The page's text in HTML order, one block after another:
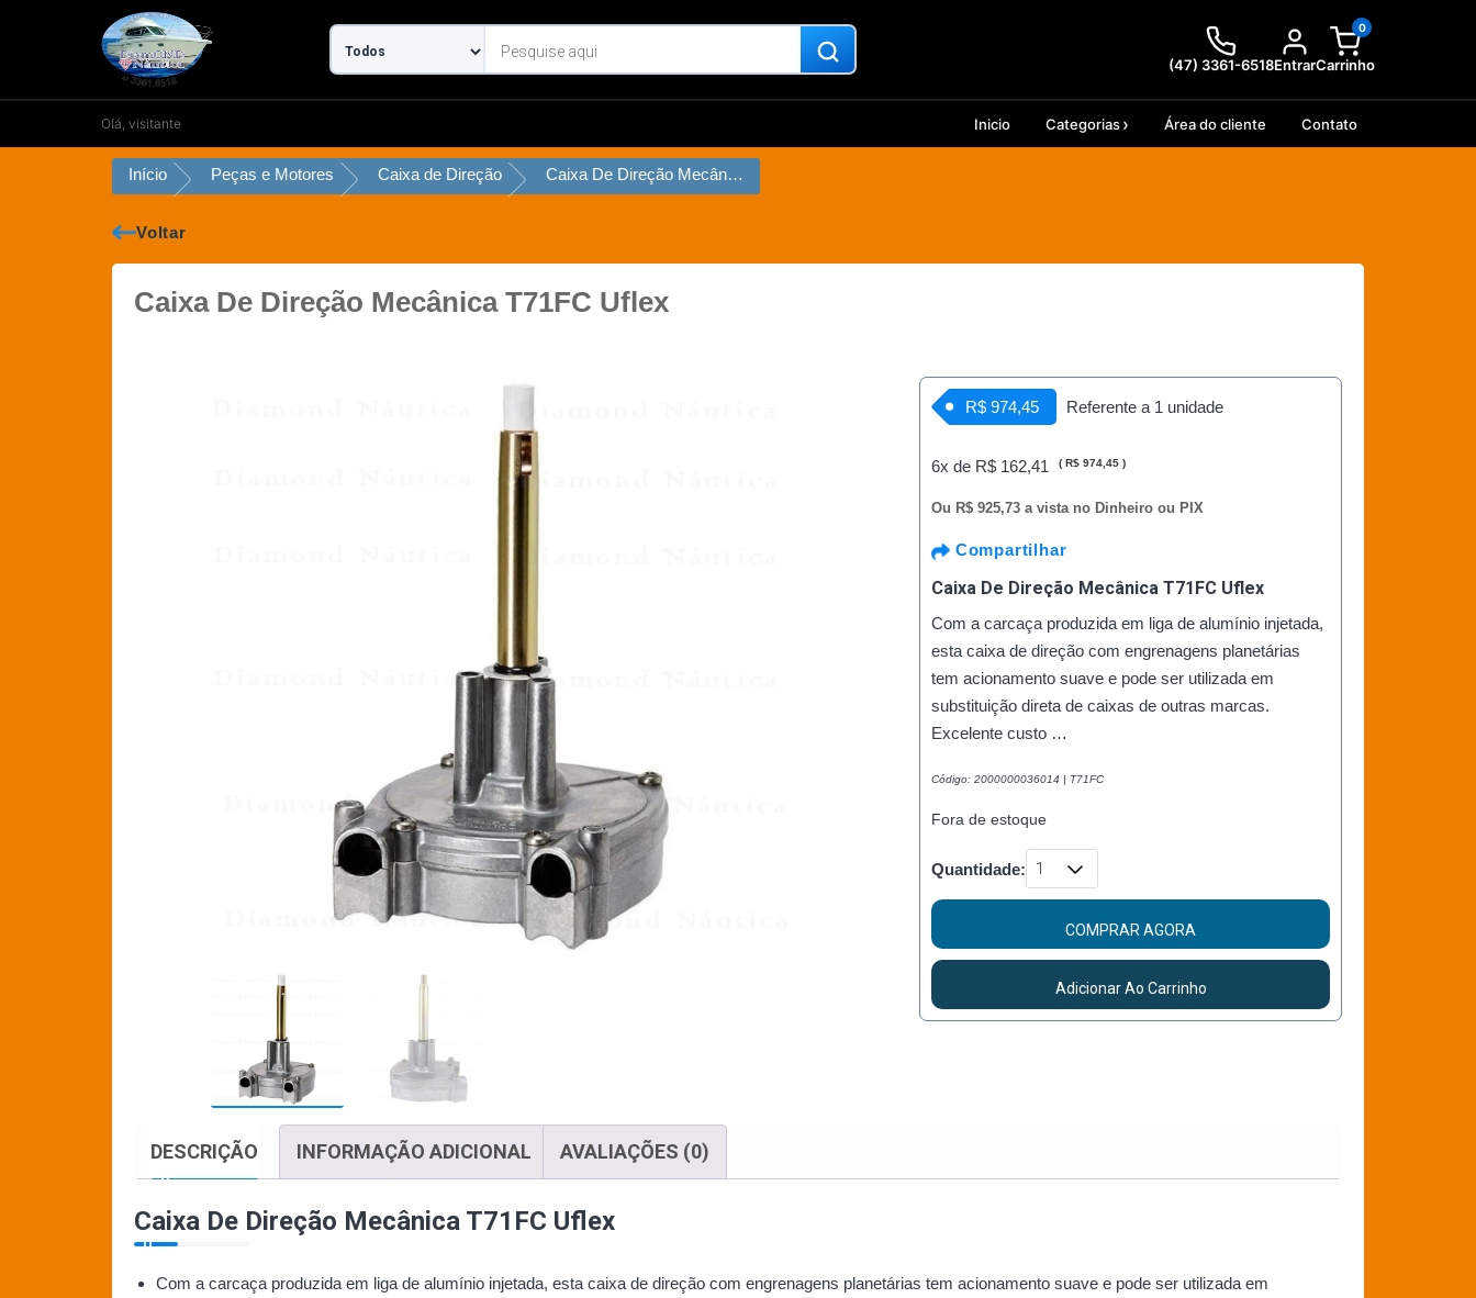
conteúdo
(47) 3361-6518Entrar
0
Carrinho
Olá, visitante Inicio Categorias Área do cliente Contato
Início Peças e Motores Caixa de Direção Caixa De Direção Mecânica T71FC Uflex
Voltar
Caixa De Direção Mecânica T71FC Uflex
R$ 974,45 Referente a 1 unidade
6x de R$ 162,41 ( R$ 974,45 )
Ou R$ 925,73 a vista no Dinheiro ou PIX
Compartilhar
Caixa De Direção Mecânica T71FC Uflex
Com a carcaça produzida em liga de alumínio injetada,
esta caixa de direção com engrenagens planetárias
tem acionamento suave e pode ser utilizada em
substituição direta de caixas de outras marcas.
Excelente custo …
Código: 2000000036014 | T71FC
Fora de estoque
Quantidade:
COMPRAR AGORA
Adicionar Ao Carrinho
DESCRIÇÃO INFORMAÇÃO ADICIONAL AVALIAÇÕES (0)
Caixa De Direção Mecânica T71FC Uflex
Com a carcaça produzida em liga de alumínio injetada, esta caixa de direção com engrenagens planetárias tem acionamento suave e pode ser utilizada em